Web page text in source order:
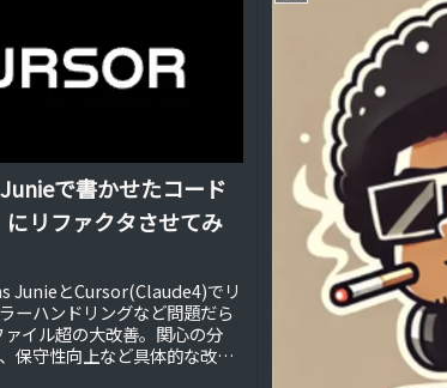
で書かせたコード
リファクタさせてみ
JunieとCursor(Claude4)でリ
ーハンドリングなど問題だら
イル超の大改善。関心の分
保守性向上など具体的な改善